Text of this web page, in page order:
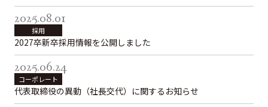
2025.08.01
採用
2027卒新卒採用情報を公開しました
2025.06.24
コーポレート
代表取締役の異動（社長交代）に関するお知らせ